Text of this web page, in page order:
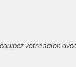
votre salon